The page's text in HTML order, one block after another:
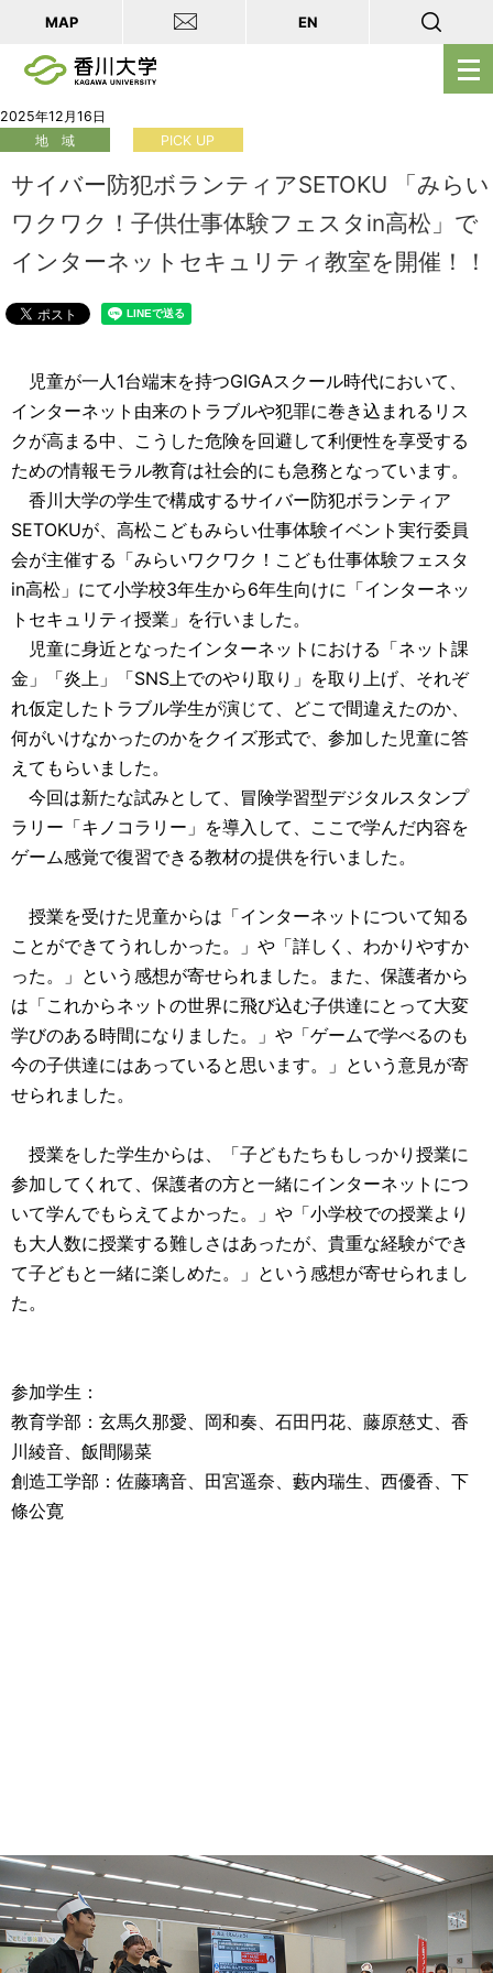
メ
ニ
を
MAP EN
2025年12月16日
地 域
PICK UP
サイバー防犯ボランティアSETOKU 「みらい
ワクワク！子供仕事体験フェスタin高松」で
インターネットセキュリティ教室を開催！！
児童が一人1台端末を持つGIGAスクール時代において、
インターネット由来のトラブルや犯罪に巻き込まれるリス
クが高まる中、こうした危険を回避して利便性を享受する
ための情報モラル教育は社会的にも急務となっています。
香川大学の学生で構成するサイバー防犯ボランティア
SETOKUが、高松こどもみらい仕事体験イベント実行委員
会が主催する「みらいワクワク！こども仕事体験フェスタ
in高松」にて小学校3年生から6年生向けに「インターネッ
トセキュリティ授業」を行いました。
児童に身近となったインターネットにおける「ネット課
金」「炎上」「SNS上でのやり取り」を取り上げ、それぞ
れ仮定したトラブル学生が演じて、どこで間違えたのか、
何がいけなかったのかをクイズ形式で、参加した児童に答
えてもらいました。
今回は新たな試みとして、冒険学習型デジタルスタンプ
ラリー「キノコラリー」を導入して、ここで学んだ内容を
ゲーム感覚で復習できる教材の提供を行いました。
授業を受けた児童からは「インターネットについて知る
ことができてうれしかった。」や「詳しく、わかりやすか
った。」という感想が寄せられました。また、保護者から
は「これからネットの世界に飛び込む子供達にとって大変
学びのある時間になりました。」や「ゲームで学べるのも
今の子供達にはあっていると思います。」という意見が寄
せられました。
授業をした学生からは、「子どもたちもしっかり授業に
参加してくれて、保護者の方と一緒にインターネットにつ
いて学んでもらえてよかった。」や「小学校での授業より
も大人数に授業する難しさはあったが、貴重な経験ができ
て子どもと一緒に楽しめた。」という感想が寄せられまし
た。
参加学生：
教育学部：玄馬久那愛、岡和奏、石田円花、藤原慈丈、香
川綾音、飯間陽菜
創造工学部：佐藤璃音、田宮遥奈、藪内瑞生、西優香、下
條公寛